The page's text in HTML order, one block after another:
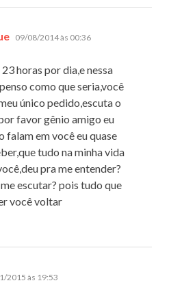
disse:
09/08/2014 às 00:36
horas por dia,e nessa
como que seria,você
único pedido,escuta o
favor gênio amigo eu
falam em você eu quase
tudo na minha vida
pra me entender?
escutar? pois tudo que
você voltar
2015 às 19:53